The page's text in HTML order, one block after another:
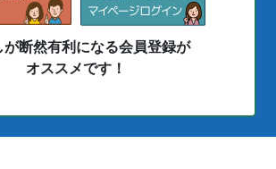
が断然有利になる会員登録が
オススメです！